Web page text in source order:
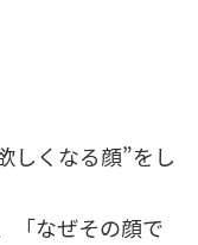
しくなる顔”をし
「なぜその顔で